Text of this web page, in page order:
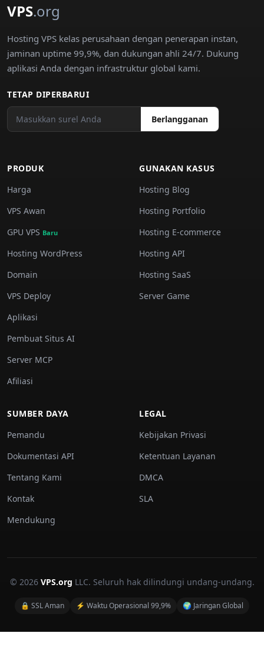
VPS.org
Hosting VPS kelas perusahaan dengan penerapan instan,
jaminan uptime 99,9%, dan dukungan ahli 24/7. Dukung
aplikasi Anda dengan infrastruktur global kami.
TETAP DIPERBARUI
Berlangganan
PRODUK
Harga
VPS Awan
GPU VPS Baru
Hosting WordPress
Domain
VPS Deploy
Aplikasi
Pembuat Situs AI
Server MCP
Afiliasi
GUNAKAN KASUS
Hosting Blog
Hosting Portfolio
Hosting E-commerce
Hosting API
Hosting SaaS
Server Game
SUMBER DAYA
Pemandu
Dokumentasi API
Tentang Kami
Kontak
Mendukung
LEGAL
Kebijakan Privasi
Ketentuan Layanan
DMCA
SLA
© 2026 VPS.org LLC. Seluruh hak dilindungi undang-undang.
🔒 SSL Aman ⚡ Waktu Operasional 99,9% 🌍 Jaringan Global